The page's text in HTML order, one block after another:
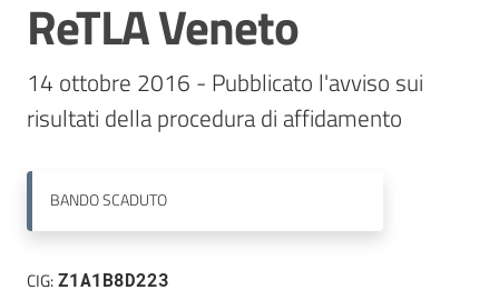
appaltanti
Contatti
ReTLA Veneto
14 ottobre 2016 - Pubblicato l'avviso sui
risultati della procedura di affidamento
BANDOSCADUTO
CIG:Z1A1B8D223